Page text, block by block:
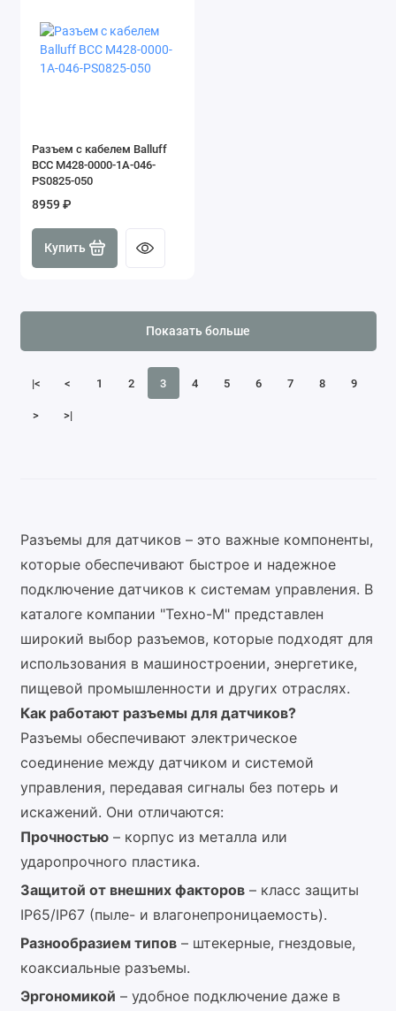
Разъем с кабелем Balluff
BCC M428-0000-1A-046-
PS0825-050
8959 ₽
Купить
|< < 1 2 3 4 5 6 7 8 9
> >|
Показать больше
Разъемы для датчиков – это важные компоненты,
которые обеспечивают быстрое и надежное
подключение датчиков к системам управления. В
каталоге компании "Техно-М" представлен
широкий выбор разъемов, которые подходят для
использования в машиностроении, энергетике,
пищевой промышленности и других отраслях.
Как работают разъемы для датчиков?
Разъемы обеспечивают электрическое
соединение между датчиком и системой
управления, передавая сигналы без потерь и
искажений. Они отличаются:
Прочностью– корпус из металла или
ударопрочного пластика.
Защитой от внешних факторов– класс защиты
IP65/IP67 (пыле- и влагонепроницаемость).
Разнообразием типов– штекерные, гнездовые,
коаксиальные разъемы.
Эргономикой – удобное подключение даже в